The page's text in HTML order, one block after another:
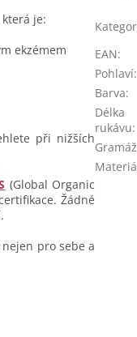
která je:
ekzémem
při nižších
(Global Organic
Žádné
pro sebe a
EAN:
Pohlaví:
Barva:
Délka
rukávu:
Gramáž